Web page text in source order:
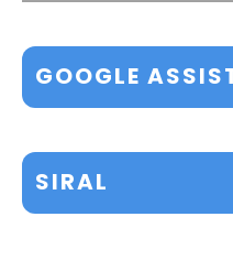
GOOGLE
SIRAL